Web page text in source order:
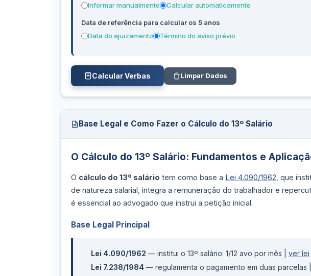
Informar manualmente
Calcular automaticamente
Data de referência para calcular os 5 anos
Data do ajuizamento
Término do aviso prévio
Calcular Verbas Limpar Dados
Base Legal e Como Fazer o Cálculo do 13º Salário
O Cálculo do 13º Salário: Fundamentos e
O cálculo do 13º salário tem como base a Lei 4.090/1962, que
de natureza salarial, integra a remuneração do trabalhador e
é essencial ao advogado que instrui a petição inicial.
Base Legal Principal
Lei 4.090/1962 — institui o 13º salário: 1/12 avo por mês | ver lei
Lei 7.238/1984 — regulamenta o pagamento em duas parcelas |